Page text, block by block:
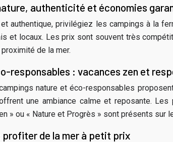
authenticité et économies
authentique, privilégiez les campings à la
et locaux. Les prix sont souvent très
de la mer.
responsables : vacances zen et
nature et éco-responsables
une ambiance calme et reposante.
» ou « Nature et Progrès » sont présents
profiter de la mer à petit prix